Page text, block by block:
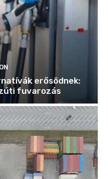
erősödnek:
fuvarozás